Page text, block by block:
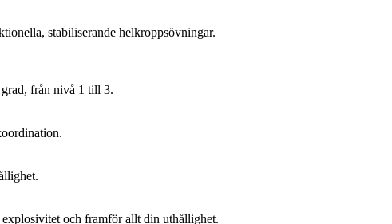
stabiliserande helkroppsövningar.
från nivå 1 till 3.
explosivitet och framför allt din uthållighet.